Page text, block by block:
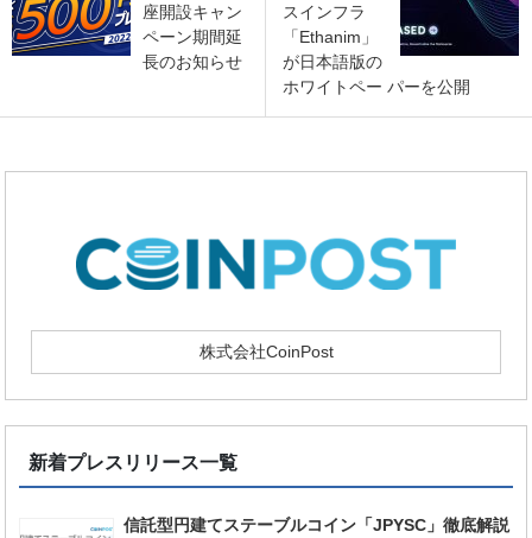
座開設キャン
ペーン期間延
長のお知らせ
スインフラ
「Ethanim」
が日本語版の
ホワイトペー パーを公開
株式会社CoinPost
新着プレスリリース一覧
信託型円建てステーブルコイン「JPYSC」徹底解説